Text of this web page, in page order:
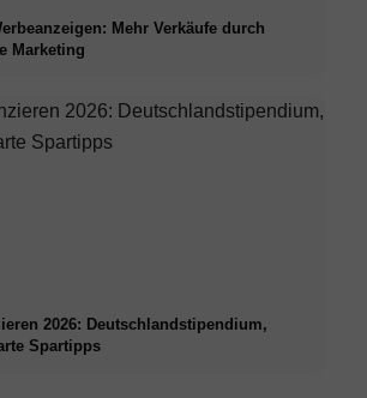
Mehr Verkäufe durch
Marketing
2026: Deutschlandstipendium,
Spartipps